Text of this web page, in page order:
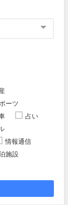
ーツ
占い
情報通信
施設